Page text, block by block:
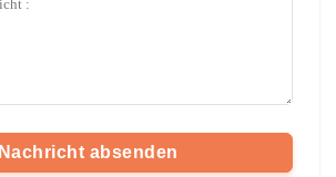
Nachricht absenden